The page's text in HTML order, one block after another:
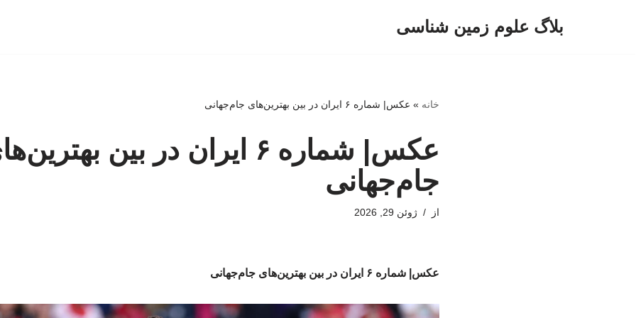
بلاگ علوم زمین شناسی
خانه » عکس| شماره ۶ ایران در بین بهترین‌های جام‌جهانی
عکس| شماره ۶ ایران در بین
جام‌جهانی
از ژوئن 29, 2026
عکس| شماره ۶ ایران در بین بهترین‌های جام‌جهانی